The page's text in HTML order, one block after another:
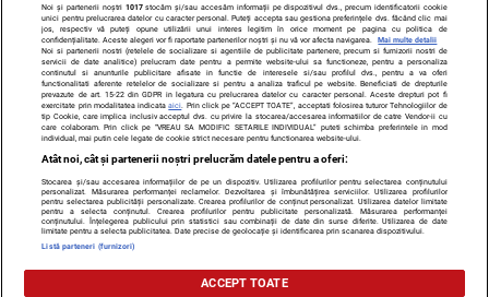
Contact Despre noi Termeni și condiții
Citarea se poate face în limita a 250 de semne. Nici o instituţie sau persoană
(site-uri, instituţii mass-media, firme de monitorizare) nu poate reproduce
Noi și partenerii noștri 1017stocăm și/sau accesăm informații pe dispozitivul dvs., precum identificatorii cookie
unici pentru prelucrarea datelor cu caracter personal. Puteți accepta sau gestiona preferințele dvs. făcând clic mai
jos, respectiv vă puteți opune utilizării unui interes legitim în orice moment pe pagina cu politica de
confidențialitate. Aceste alegeri vor fi raportate partenerilor noștri și nu vă vor afecta navigarea.
Mai multe detalii
Noi si partenerii nostri (retelele de socializare si agentiile de publicitate partenere, precum si furnizorii nostri de
servicii de date analitice) prelucram date pentru a permite website-ului sa functioneze, pentru a personaliza
continutul si anunturile publicitare afisate in functie de interesele si/sau profilul dvs., pentru a va oferi
functionalitati aferente retelelor de socializare si pentru a analiza traficul pe website. Beneficiati de drepturile
prevazute de art. 15-22 din GDPR in legatura cu prelucrarea datelor cu caracter personal. Aceste drepturi pot fi
exercitate prin modalitatea indicataaici . Prin click pe “ACCEPT TOATE”, acceptati folosirea tuturor Tehnologiilor de
tip Cookie, care implica inclusiv acceptul dvs. cu privire la stocarea/accesarea informatiilor de catre Vendor-ii cu
care colaboram. Prin click pe “VREAU SA MODIFIC SETARILE INDIVIDUAL” puteti schimba preferintele in mod
individual, mai putin cele legate de cookie strict necesare pentru functionarea website-ului.
Atât noi, cât și partenerii noștri prelucrăm datele pentru a oferi:
Stocarea și/sau accesarea informațiilor de pe un dispozitiv. Utilizarea profilurilor pentru selectarea conținutului
personalizat. Măsurarea performanței reclamelor. Dezvoltarea și îmbunătățirea serviciilor. Utilizarea profilurilor
pentru selectarea publicității personalizate. Crearea profilurilor de conținut personalizat. Utilizarea datelor limitate
pentru a selecta conținutul. Crearea profilurilor pentru publicitate personalizată. Măsurarea performanței
conținutului. Înțelegerea publicului prin statistici sau combinații de date din surse diferite. Utilizarea de date
limitate pentru a selecta publicitatea. Date precise de geolocație și identificarea prin scanarea dispozitivului.
Listă parteneri (furnizori)
ACCEPT TOATE